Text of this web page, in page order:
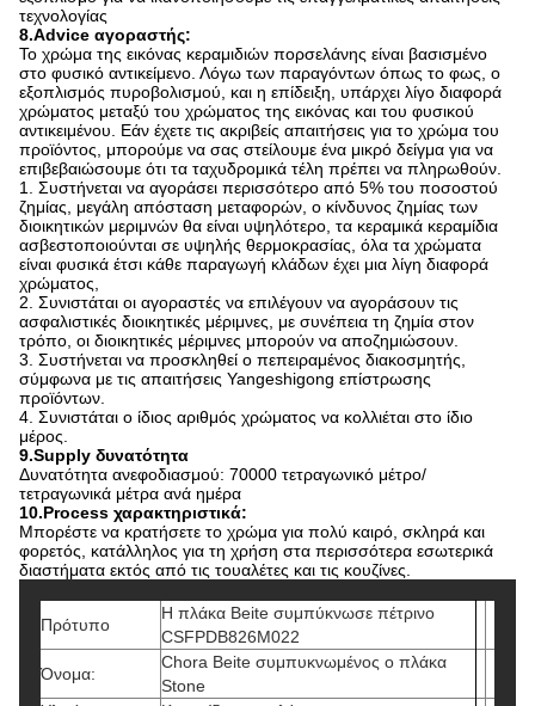
τεχνολογίας
8.Advice αγοραστής:
Το χρώμα της εικόνας κεραμιδιών πορσελάνης είναι βασισμένο
στο φυσικό αντικείμενο. Λόγω των παραγόντων όπως το φως, ο
εξοπλισμός πυροβολισμού, και η επίδειξη, υπάρχει λίγο διαφορά
χρώματος μεταξύ του χρώματος της εικόνας και του φυσικού
αντικειμένου. Εάν έχετε τις ακριβείς απαιτήσεις για το χρώμα του
προϊόντος, μπορούμε να σας στείλουμε ένα μικρό δείγμα για να
επιβεβαιώσουμε ότι τα ταχυδρομικά τέλη πρέπει να πληρωθούν.
1. Συστήνεται να αγοράσει περισσότερο από 5% του ποσοστού
ζημίας, μεγάλη απόσταση μεταφορών, ο κίνδυνος ζημίας των
διοικητικών μεριμνών θα είναι υψηλότερο, τα κεραμικά κεραμίδια
ασβεστοποιούνται σε υψηλής θερμοκρασίας, όλα τα χρώματα
είναι φυσικά έτσι κάθε παραγωγή κλάδων έχει μια λίγη διαφορά
χρώματος,
2. Συνιστάται οι αγοραστές να επιλέγουν να αγοράσουν τις
ασφαλιστικές διοικητικές μέριμνες, με συνέπεια τη ζημία στον
τρόπο, οι διοικητικές μέριμνες μπορούν να αποζημιώσουν.
3. Συστήνεται να προσκληθεί ο πεπειραμένος διακοσμητής,
σύμφωνα με τις απαιτήσεις Yangeshigong επίστρωσης
προϊόντων.
4. Συνιστάται ο ίδιος αριθμός χρώματος να κολλιέται στο ίδιο
μέρος.
9.Supply δυνατότητα
Δυνατότητα ανεφοδιασμού: 70000 τετραγωνικό μέτρο/
τετραγωνικά μέτρα ανά ημέρα
10.Process χαρακτηριστικά:
Μπορέστε να κρατήσετε το χρώμα για πολύ καιρό, σκληρά και
φορετός, κατάλληλος για τη χρήση στα περισσότερα εσωτερικά
διαστήματα εκτός από τις τουαλέτες και τις κουζίνες.
Πρότυπο
Η πλάκα Beite συμπύκνωσε πέτρινο
CSFPDB826M022
Όνομα:
Chora Beite συμπυκνωμένος ο πλάκα
Stone